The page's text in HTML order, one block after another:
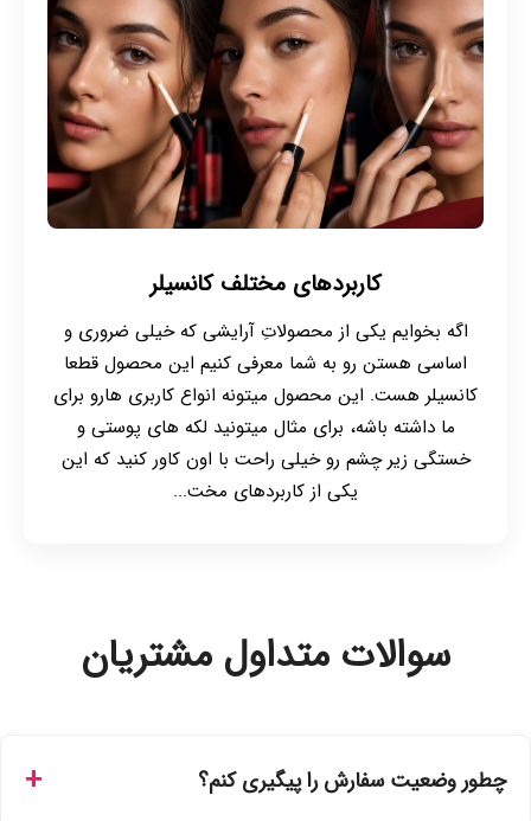
کاربردهای مختلف کانسیلر
اگه بخوایم یکی از محصولاتِ آرایشی که خیلی ضروری و
اساسی هستن رو به شما معرفی کنیم این محصول قطعا
کانسیلر هست. این محصول میتونه انواع کاربری هارو برای
ما داشته باشه، برای مثال میتونید لکه های پوستی و
خستگی زیر چشم رو خیلی راحت با اون کاور کنید که این
یکی از کاربردهای مخت...
سوالات متداول مشتریان
چطور وضعیت سفارش را پیگیری کنم؟